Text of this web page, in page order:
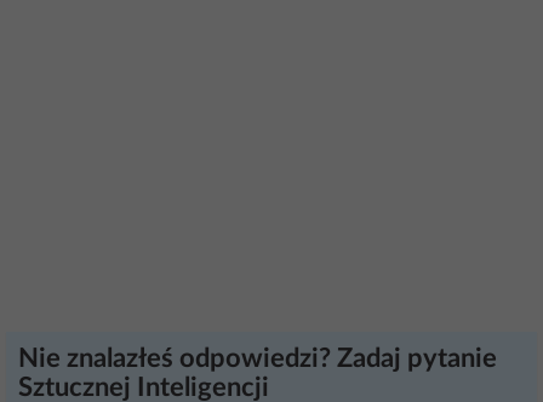
Nie znalazłeś odpowiedzi? Zadaj pytanie
Sztucznej Inteligencji